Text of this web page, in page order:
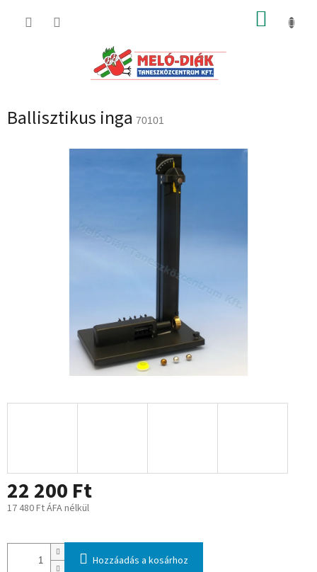
KOSÁR
Ballisztikus inga 70101
22 200 Ft
17 480 Ft ÁFA nélkül
Hozzáadás a kosárhoz